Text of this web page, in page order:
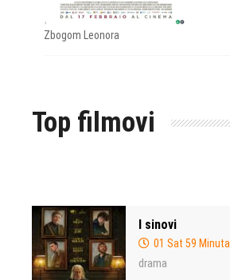
Zbogom Leonora
Top filmovi
I sinovi
01 Sat 59 Minuta
drama